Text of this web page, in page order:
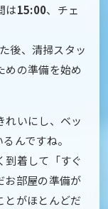
は15:00、チェ
後、清掃スタッ
めの準備を始め
れいにし、ベッ
んですね。
到着して「すぐ
お部屋の準備が
とがほとんどだ